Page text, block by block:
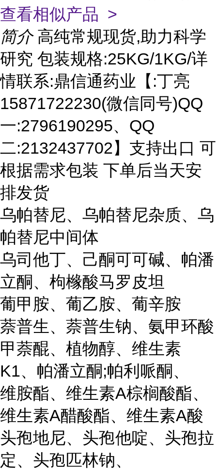
查看相似产品 >
简介 高纯常规现货,助力科学
研究 包装规格:25KG/1KG/详
情联系:鼎信通药业【:丁亮
15871722230(微信同号)QQ
一:2796190295、QQ
二:2132437702】支持出口 可
根据需求包装 下单后当天安
排发货
乌帕替尼、乌帕替尼杂质、乌
帕替尼中间体
乌司他丁、己酮可可碱、帕潘
立酮、枸橼酸马罗皮坦
葡甲胺、葡乙胺、葡辛胺
萘普生、萘普生钠、氨甲环酸
甲萘醌、植物醇、维生素
K1、帕潘立酮;帕利哌酮、
维胺酯、维生素A棕榈酸酯、
维生素A醋酸酯、维生素A酸
头孢地尼、头孢他啶、头孢拉
定、头孢匹林钠、